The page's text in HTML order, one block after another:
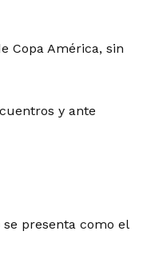
Copa América, sin
y ante
presenta como el